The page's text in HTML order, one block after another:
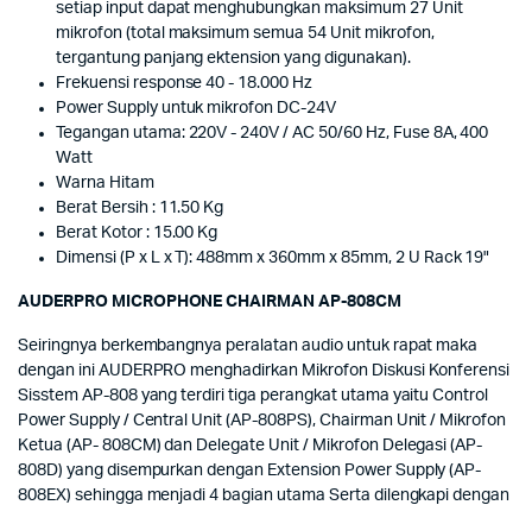
setiap input dapat menghubungkan maksimum 27 Unit
mikrofon (total maksimum semua 54 Unit mikrofon,
tergantung panjang ektension yang digunakan).
Frekuensi response 40 - 18.000 Hz
Power Supply untuk mikrofon DC-24V
Tegangan utama: 220V - 240V / AC 50/60 Hz, Fuse 8A, 400
Watt
Warna Hitam
Berat Bersih : 11.50 Kg
Berat Kotor : 15.00 Kg
Dimensi (P x L x T): 488mm x 360mm x 85mm, 2 U Rack 19"
AUDERPRO MICROPHONE CHAIRMAN AP-808CM
Seiringnya berkembangnya peralatan audio untuk rapat maka
dengan ini AUDERPRO menghadirkan Mikrofon Diskusi Konferensi
Sisstem AP-808 yang terdiri tiga perangkat utama yaitu Control
Power Supply / Central Unit (AP-808PS), Chairman Unit / Mikrofon
Ketua (AP- 808CM) dan Delegate Unit / Mikrofon Delegasi (AP-
808D) yang disempurkan dengan Extension Power Supply (AP-
808EX) sehingga menjadi 4 bagian utama Serta dilengkapi dengan